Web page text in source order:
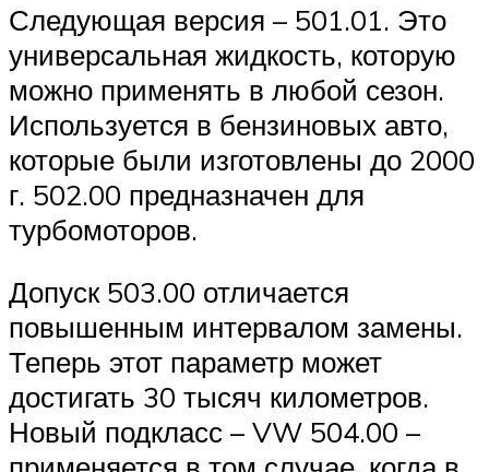
Следующая версия – 501.01. Это
универсальная жидкость, которую
можно применять в любой сезон.
Используется в бензиновых авто,
которые были изготовлены до 2000
г. 502.00 предназначен для
турбомоторов.
Допуск 503.00 отличается
повышенным интервалом замены.
Теперь этот параметр может
достигать 30 тысяч километров.
Новый подкласс – VW 504.00 –